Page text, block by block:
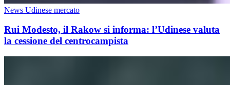
News Udinese mercato
Rui Modesto, il Rakow si informa: l’Udinese valuta
la cessione del centrocampista